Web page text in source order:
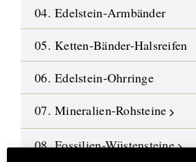
04. Edelstein-Armbänder
05. Ketten-Bänder-Halsreifen
06. Edelstein-Ohrringe
07. Mineralien-Rohsteine
08. Fossilien-Wüstensteine